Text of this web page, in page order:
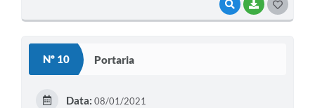
VISUALIZAR
BAIXAR
Nº 10 Portaria
Data: 08/01/2021